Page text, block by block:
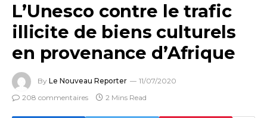
L’Unesco contre le trafic
illicite de biens culturels
en provenance d’Afrique
By Le Nouveau Reporter
11/07/2020
208 commentaires
2 Mins Read